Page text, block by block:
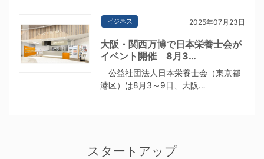
ビジネス 2025年07月23日
大阪・関西万博で日本栄養士会が
イベント開催 8月3…
公益社団法人日本栄養士会（東京都
港区）は8月3～9日、大阪…
スタートアップ